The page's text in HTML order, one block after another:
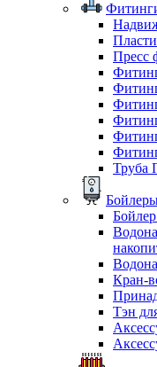
Пресс
Труба
Кран-
Тэн